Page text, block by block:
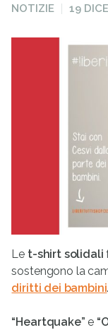
PUBBLICATO
NOTIZIE
IL
19
Le t-shirt solidali
sostengono la
diritti dei bambini.
“Heartquake” e